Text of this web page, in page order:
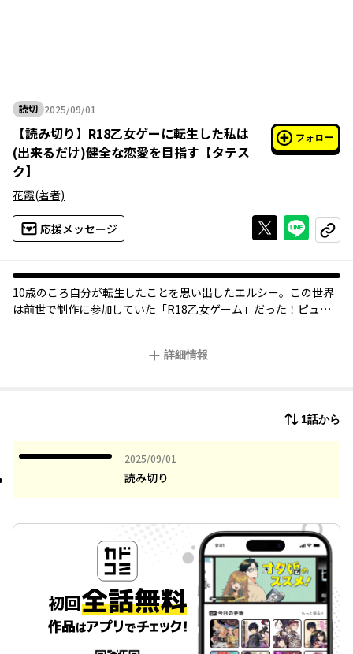
読切 2025/09/01
2025年09月01日
【読み切り】 R18乙女ゲーに転生した私は
(出来るだけ)健全な恋愛を目指す【タテス
ク】
フォロー
花霞(著者)
応援メッセージ Xで投稿する
ライン
コピー
10歳のころ自分が転生したことを思い出したエルシー。この世界
は前世で制作に参加していた「R18乙女ゲーム」だった！ピュア
詳細情報
1話から
2025/09/01
2025年09月01日
読み切り